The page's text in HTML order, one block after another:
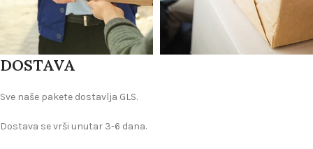
DOSTAVA
Sve naše pakete dostavlja GLS.
Dostava se vrši unutar 3-6 dana.